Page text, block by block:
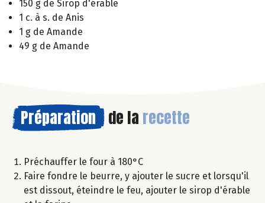
150 g de Sirop d'érable
1 c. à s. de Anis
1 g de Amande
49 g de Amande
Préparation de la recette
Préchauffer le four à 180°C
Faire fondre le beurre, y ajouter le sucre et lorsqu'il
est dissout, éteindre le feu, ajouter le sirop d'érable